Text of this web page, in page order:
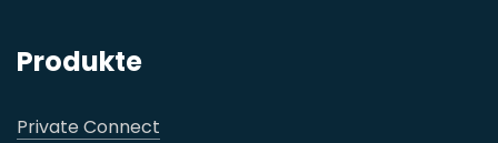
Produkte
Private Connect